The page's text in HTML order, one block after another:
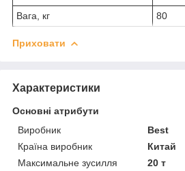
Вага, кг 80
Приховати
Характеристики
Основні атрибути
Виробник
Best
Країна виробник
Китай
Максимальне зусилля
20 т